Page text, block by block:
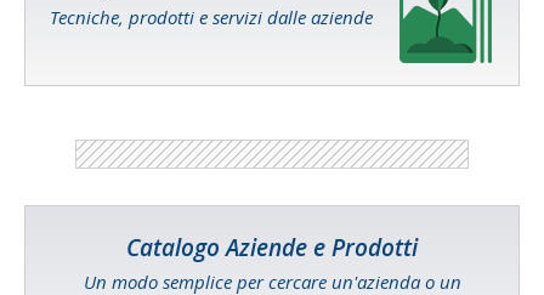
Tecniche, prodotti e servizi dalle aziende
Catalogo Aziende e Prodotti
Un modo semplice per cercare un'azienda o un